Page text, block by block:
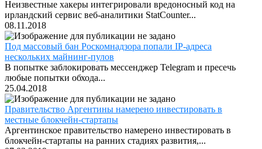
Неизвестные хакеры интегрировали вредоносный код на
ирландский сервис веб-аналитики StatCounter...
08.11.2018
Под массовый бан Роскомнадзора попали IP-адреса
нескольких майнинг-пулов
В попытке заблокировать мессенджер Telegram и пресечь
любые попытки обхода...
25.04.2018
Правительство Аргентины намерено инвестировать в
местные блокчейн-стартапы
Аргентинское правительство намерено инвестировать в
блокчейн-стартапы на ранних стадиях развития,...